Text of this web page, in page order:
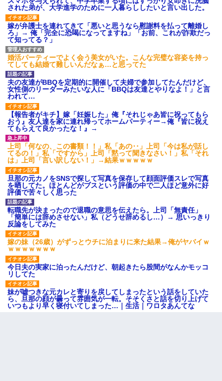
った結果wwwwwwwwwwww
百年の恋12-899 食べた量を
張り合ってくる
【悲報】佐藤輝明・・・２軍
でも盛大にやらかす←あまり悲
しませないでくれ
された弟が、大学進学のために一人暮らししたいと言い出した。
嫁が弁護士を連れてきて「悪いと思うなら慰謝料を払って離婚し
ろ」→ 俺「完全に恐喝になってますね」「お前、これが詐欺だっ
て知ってる？」
婚活パーティーでよく会う美女がいた。こんな完璧な容姿を持っ
てしても結婚て難しいんだなぁ…と思ってた
夫の友達がBBQを定期的に開催して夫婦で参加してたんだけど、
女性側のリーダーみたいな人に「BBQは友達とやりなよ！」と言
われて…
【報告者がキチ】嫁「妊娠した」俺『それじゃあ皆に祝ってもら
おう』友人達を家に連れ帰ってホームパーティー→俺『皆に祝え
てもらえて良かったな！』→
上司「何なの、この書類！！」私「あの‥」上司「今は私が話し
てるの！」私「ですから」上司「黙って聞きなさい！」私「それ
は」上司「言い訳しない！」→結果ｗｗｗｗｗ
旦那の元カノをSNSで探して写真を保存して顔面評価スレで写真
を晒してた。ほとんどがブスという評価の中で二人ほど意外に好
評価で苦々しく思った
転職先が決まったので退職の意思を伝えたら。上司「無責任」
「簡単には辞めさせない」私（どうせ辞めるし…）→ 思いっきり
反論をしてみた
嫁の妹（26歳）がずっとウチに泊まりに来た結果→俺がヤバイｗ
ｗｗｗｗｗｗｗ
今日夫の実家に泊ったんだけど、朝起きたら股間がなんかモッコ
リしてた
妹が嘘つきな元カレと寄りを戻してしまったという話をしていた
ら、旦那の顔が曇って雰囲気が一転。そそくさと話を切り上げて
いつもより早く寝付いてしまった…｜生活｜ワロタあんてな